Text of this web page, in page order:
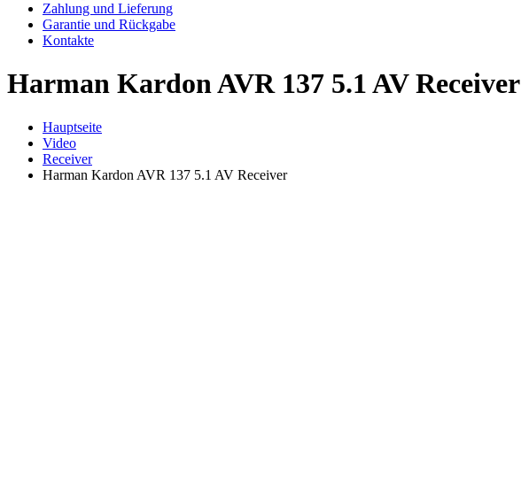
Zahlung und Lieferung
Garantie und Rückgabe
Kontakte
Harman Kardon AVR 137 5.1 AV Receiver
Hauptseite
Video
Receiver
Harman Kardon AVR 137 5.1 AV Receiver